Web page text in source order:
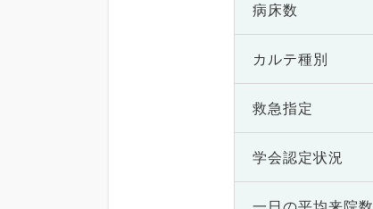
病床数
カルテ種別
救急指定
学会認定状況